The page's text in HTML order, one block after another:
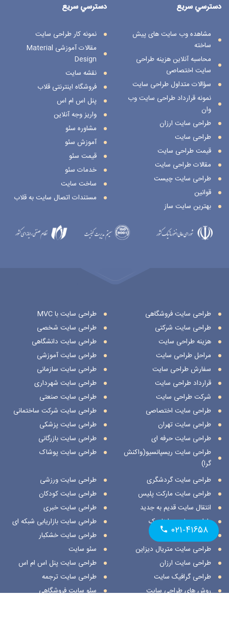
دسترسي سريع
نمونه کار طراحی سایت
مقالات آموزشی Material
Design
نقشه سایت
فروشگاه اینترنتی قلاب
پنل اس ام اس
واریز وجه آنلاین
مشاوره سئو
آموزش سئو
قیمت سئو
خدمات سئو
ساخت سایت
مستندات اتصال سایت به قلاب
دسترسي سريع
مشاهده وب سایت های پیش
ساخته
محاسبه آنلاین هزینه طراحی
سایت اختصاصی
سؤالات متداول طراحی سایت
نمونه قرارداد طراحی سایت وب
وان
طراحی سایت ارزان
طراحی سایت
قیمت طراحی سایت
مقالات طراحی سایت
طراحی سایت چیست
قوانین
بهترین سایت ساز
طراحی سایت فروشگاهی
طراحی سایت شرکتی
هزینه طراحی سایت
مراحل طراحی سایت
سفارش طراحی سایت
قرارداد طراحی سایت
شرکت طراحی سایت
طراحی سایت اختصاصی
طراحی سایت تهران
طراحی سایت حرفه ای
طراحی سایت ریسپانسیو(واکنش
گرا)
طراحی سایت با MVC
طراحی سایت شخصی
طراحی سایت دانشگاهی
طراحی سایت آموزشی
طراحی سایت سازمانی
طراحی سایت شهرداری
طراحی سایت صنعتی
طراحی سایت شرکت ساختمانی
طراحی سایت پزشکی
طراحی سایت بازرگانی
طراحی سایت پوشاک
طراحی سایت گردشگری
طراحی سایت مارکت پلیس
انتقال سایت قدیم به جدید
طراحی سایت داینامیک
طراحی سایت استاتیک
طراحی سایت متریال دیزاین
طراحی سایت ارزان
طراحی گرافیک سایت
روش های طراحی سایت
طراحی سایت ورزشی
طراحی سایت کودکان
طراحی سایت خبری
طراحی سایت بازاریابی شبکه ای
طراحی سایت خشکبار
سئو سایت
طراحی سایت پنل اس ام اس
طراحی سایت ترجمه
سئو سایت فروشگاهی
۰۲۱-۴۱۶۵۸